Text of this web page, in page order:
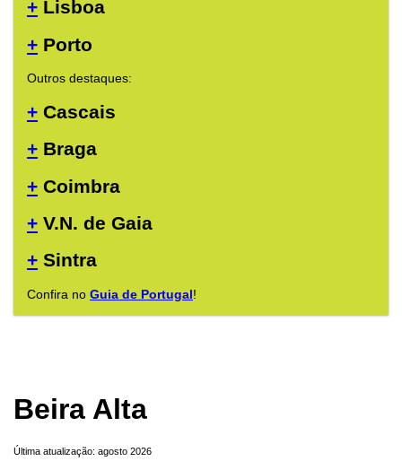
+ Lisboa
+ Porto
Outros destaques:
+ Cascais
+ Braga
+ Coimbra
+ V.N. de Gaia
+ Sintra
Confira no Guia de Portugal!
Beira Alta
Última atualização: agosto 2026